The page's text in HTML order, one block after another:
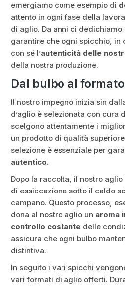
emergiamo come esempio di
attento in ogni fase della
di aglio. Da anni ci dedichiamo
garantire che ogni spicchio, in
con sé l’autenticità delle
della nostra produzione.
Dal bulbo al
Il nostro impegno inizia sin
d’aglio è selezionata con cura
scelgono attentamente i
un prodotto di qualità
selezione è essenziale per
autentico.
Dopo la raccolta, il nostro
di essiccazione sotto il caldo
campano. Questo processo,
dona al nostro aglio un aroma
controllo costante delle
assicura che ogni bulbo
distintiva.
In seguito i vari spicchi
vari formati di aglio offerti.